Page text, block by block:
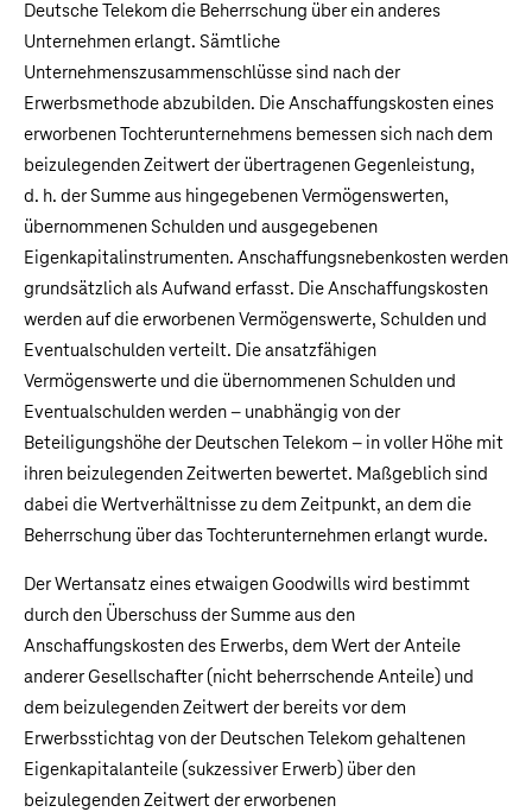
Deutsche Telekom die Beherrschung über ein anderes
Unternehmen erlangt. Sämtliche
Unternehmenszusammenschlüsse sind nach der
Erwerbsmethode abzubilden. Die Anschaffungskosten eines
erworbenen Tochterunternehmens bemessen sich nach dem
beizulegenden Zeitwert der übertragenen Gegenleistung,
d. h. der Summe aus hingegebenen Vermögenswerten,
übernommenen Schulden und ausgegebenen
Eigenkapitalinstrumenten. Anschaffungsnebenkosten werden
grundsätzlich als Aufwand erfasst. Die Anschaffungskosten
werden auf die erworbenen Vermögenswerte, Schulden und
Eventualschulden verteilt. Die ansatzfähigen
Vermögenswerte und die übernommenen Schulden und
Eventualschulden werden – unabhängig von der
Beteiligungshöhe der Deutschen Telekom – in voller Höhe mit
ihren beizulegenden Zeitwerten bewertet. Maßgeblich sind
dabei die Wertverhältnisse zu dem Zeitpunkt, an dem die
Beherrschung über das Tochterunternehmen erlangt wurde.
Der Wertansatz eines etwaigen Goodwills wird bestimmt
durch den Überschuss der Summe aus den
Anschaffungskosten des Erwerbs, dem Wert der Anteile
anderer Gesellschafter (nicht beherrschende Anteile) und
dem beizulegenden Zeitwert der bereits vor dem
Erwerbsstichtag von der Deutschen Telekom gehaltenen
Eigenkapitalanteile (sukzessiver Erwerb) über den
beizulegenden Zeitwert der erworbenen